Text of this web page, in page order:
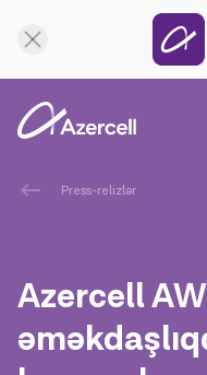
FərdiPress-relizlər
Azercell
Onlayn dəstək